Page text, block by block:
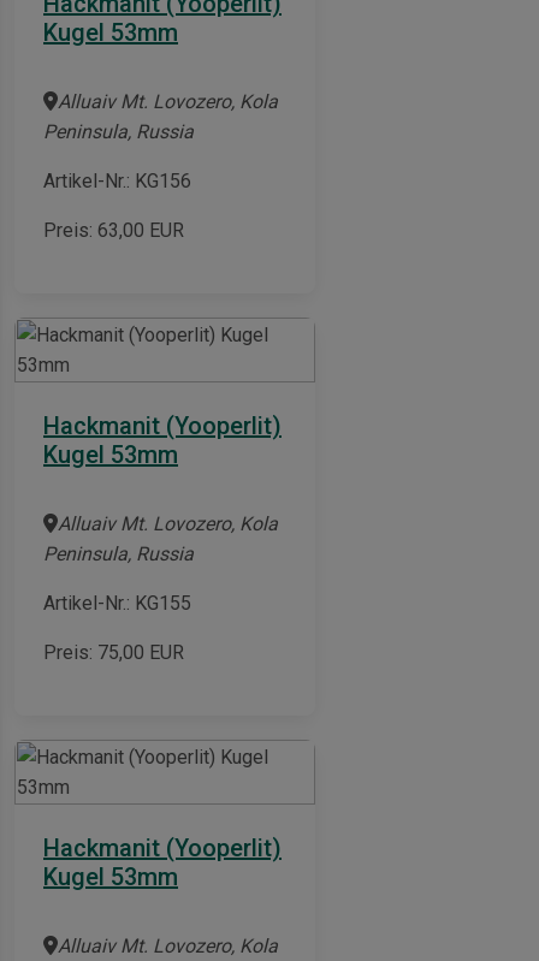
Kugel 53mm
Alluaiv Mt. Lovozero, Kola
Peninsula, Russia
Artikel-Nr.: KG156
Preis: 63,00 EUR
Hackmanit (Yooperlit)
Kugel 53mm
Alluaiv Mt. Lovozero, Kola
Peninsula, Russia
Artikel-Nr.: KG155
Preis: 75,00 EUR
Hackmanit (Yooperlit)
Kugel 53mm
Alluaiv Mt. Lovozero, Kola